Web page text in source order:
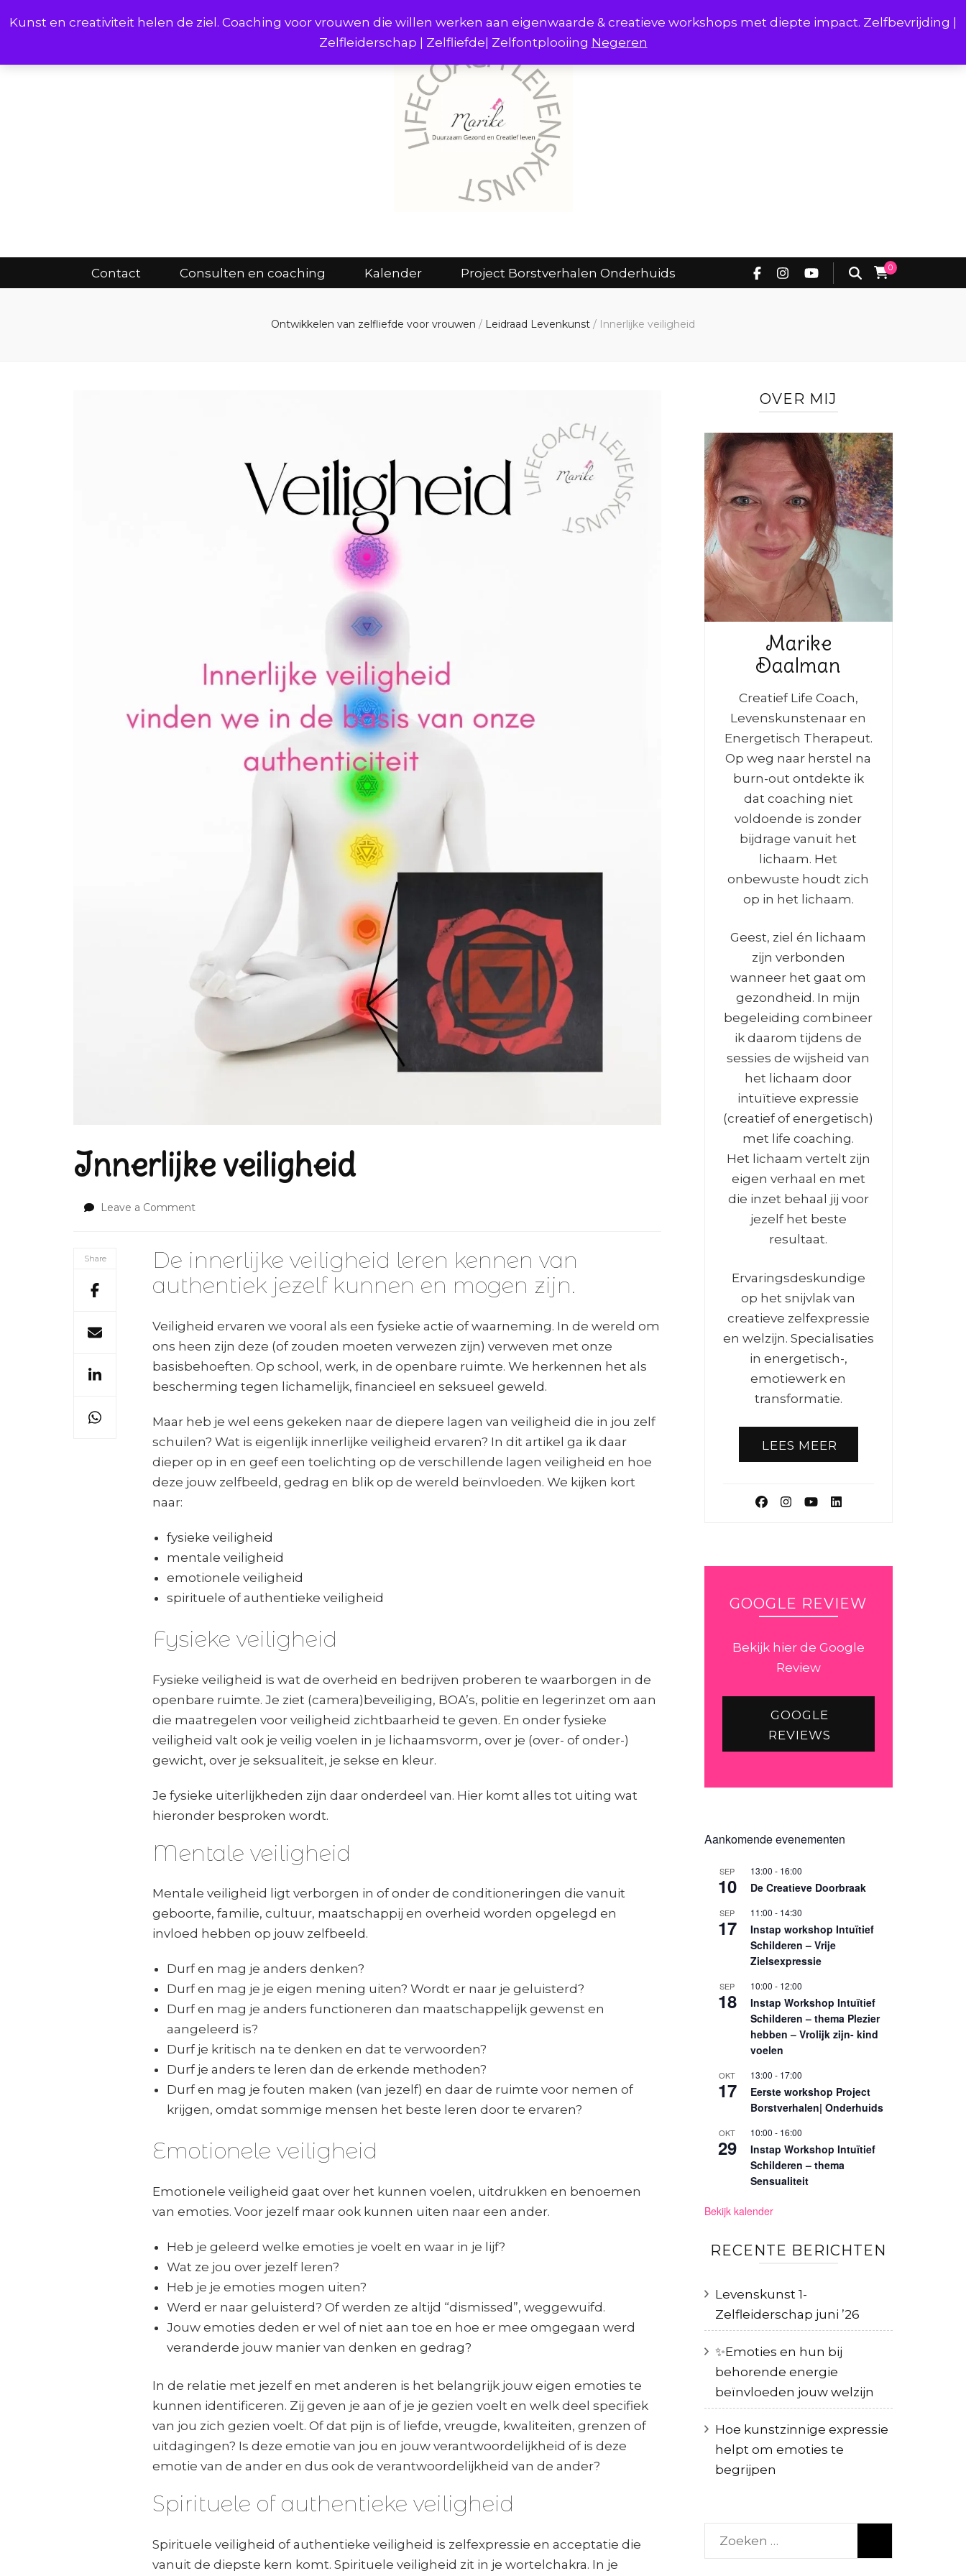
Kunst en creativiteit helen de ziel. Coaching voor vrouwen die willen werken aan eigenwaarde & creatieve workshops met diepte impact. Zelfbevrijding |
Zelfleiderschap | Zelfliefde| Zelfontplooiing Negeren
Contact Consulten en coaching Kalender Project Borstverhalen Onderhuids 0
Contact Consulten en coaching Kalender Project Borstverhalen Onderhuids
Ontwikkelen van zelfliefde voor vrouwen / Leidraad Levenkunst / Innerlijke veiligheid
Innerlijke veiligheid
Leave a Comment
Share
De innerlijke veiligheid leren kennen van
authentiek jezelf kunnen en mogen zijn.
Veiligheid ervaren we vooral als een fysieke actie of waarneming. In de wereld om
ons heen zijn deze (of zouden moeten verwezen zijn) verweven met onze
basisbehoeften. Op school, werk, in de openbare ruimte. We herkennen het als
bescherming tegen lichamelijk, financieel en seksueel geweld.
Maar heb je wel eens gekeken naar de diepere lagen van veiligheid die in jou zelf
schuilen? Wat is eigenlijk innerlijke veiligheid ervaren? In dit artikel ga ik daar
dieper op in en geef een toelichting op de verschillende lagen veiligheid en hoe
deze jouw zelfbeeld, gedrag en blik op de wereld beïnvloeden. We kijken kort
naar:
fysieke veiligheid
mentale veiligheid
emotionele veiligheid
spirituele of authentieke veiligheid
Fysieke veiligheid
Fysieke veiligheid is wat de overheid en bedrijven proberen te waarborgen in de
openbare ruimte. Je ziet (camera)beveiliging, BOA’s, politie en legerinzet om aan
die maatregelen voor veiligheid zichtbaarheid te geven. En onder fysieke
veiligheid valt ook je veilig voelen in je lichaamsvorm, over je (over- of onder-)
gewicht, over je seksualiteit, je sekse en kleur.
Je fysieke uiterlijkheden zijn daar onderdeel van. Hier komt alles tot uiting wat
hieronder besproken wordt.
Mentale veiligheid
Mentale veiligheid ligt verborgen in of onder de conditioneringen die vanuit
geboorte, familie, cultuur, maatschappij en overheid worden opgelegd en
invloed hebben op jouw zelfbeeld.
Durf en mag je anders denken?
Durf en mag je je eigen mening uiten? Wordt er naar je geluisterd?
Durf en mag je anders functioneren dan maatschappelijk gewenst en
aangeleerd is?
Durf je kritisch na te denken en dat te verwoorden?
Durf je anders te leren dan de erkende methoden?
Durf en mag je fouten maken (van jezelf) en daar de ruimte voor nemen of
krijgen, omdat sommige mensen het beste leren door te ervaren?
Emotionele veiligheid
Emotionele veiligheid gaat over het kunnen voelen, uitdrukken en benoemen
van emoties. Voor jezelf maar ook kunnen uiten naar een ander.
Heb je geleerd welke emoties je voelt en waar in je lijf?
Wat ze jou over jezelf leren?
Heb je je emoties mogen uiten?
Werd er naar geluisterd? Of werden ze altijd “dismissed”, weggewuifd.
Jouw emoties deden er wel of niet aan toe en hoe er mee omgegaan werd
veranderde jouw manier van denken en gedrag?
In de relatie met jezelf en met anderen is het belangrijk jouw eigen emoties te
kunnen identificeren. Zij geven je aan of je je gezien voelt en welk deel specifiek
van jou zich gezien voelt. Of dat pijn is of liefde, vreugde, kwaliteiten, grenzen of
uitdagingen? Is deze emotie van jou en jouw verantwoordelijkheid of is deze
emotie van de ander en dus ook de verantwoordelijkheid van de ander?
Spirituele of authentieke veiligheid
Spirituele veiligheid of authentieke veiligheid is zelfexpressie en acceptatie die
vanuit de diepste kern komt. Spirituele veiligheid zit in je wortelchakra. In je
OVER MIJ
Marike
Daalman
Creatief Life Coach,
Levenskunstenaar en
Energetisch Therapeut.
Op weg naar herstel na
burn-out ontdekte ik
dat coaching niet
voldoende is zonder
bijdrage vanuit het
lichaam. Het
onbewuste houdt zich
op in het lichaam.
Geest, ziel én lichaam
zijn verbonden
wanneer het gaat om
gezondheid. In mijn
begeleiding combineer
ik daarom tijdens de
sessies de wijsheid van
het lichaam door
intuïtieve expressie
(creatief of energetisch)
met life coaching.
Het lichaam vertelt zijn
eigen verhaal en met
die inzet behaal jij voor
jezelf het beste
resultaat.
Ervaringsdeskundige
op het snijvlak van
creatieve zelfexpressie
en welzijn. Specialisaties
in energetisch-,
emotiewerk en
transformatie.
LEES MEER
GOOGLE REVIEW
Bekijk hier de Google
Review
GOOGLE
REVIEWS
Aankomende evenementen
SEP
10
13:00 - 16:00
De Creatieve Doorbraak
SEP
17
11:00 - 14:30
Instap workshop Intuïtief
Schilderen – Vrije
Zielsexpressie
SEP
18
10:00 - 12:00
Instap Workshop Intuïtief
Schilderen – thema Plezier
hebben – Vrolijk zijn- kind
voelen
OKT
17
13:00 - 17:00
Eerste workshop Project
Borstverhalen| Onderhuids
OKT
29
10:00 - 16:00
Instap Workshop Intuïtief
Schilderen – thema
Sensualiteit
Bekijk kalender
RECENTE BERICHTEN
Levenskunst 1-
Zelfleiderschap juni ’26
✨️Emoties en hun bij
behorende energie
beïnvloeden jouw welzijn
Hoe kunstzinnige expressie
helpt om emoties te
begrijpen
Zoeken
naar: